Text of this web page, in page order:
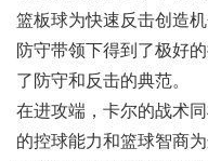
篮板球为快速反击创造
防守带领下得到了极好
了防守和反击的典范。
在进攻端，卡尔的战术
的控球能力和篮球智商